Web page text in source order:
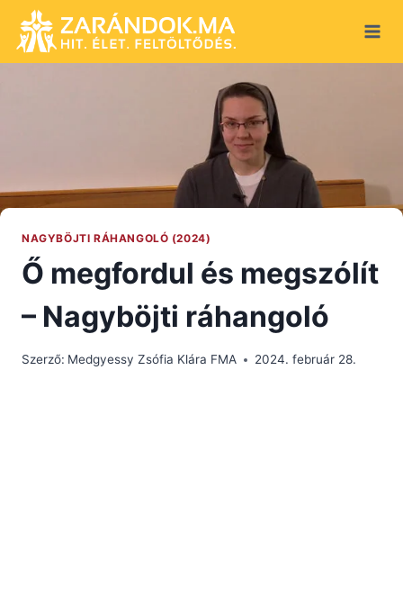
content
NAGYBÖJTI RÁHANGOLÓ (2024)
Ő megfordul és megszólít
– Nagyböjti ráhangoló
Szerző: Medgyessy Zsófia Klára FMA 2024. február 28.